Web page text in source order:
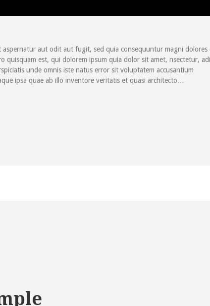
aut odit aut fugit, sed quia consequuntur magni dolores
quisquam est, qui dolorem ipsum quia dolor sit amet, nsectetur,
unde omnis iste natus error sit voluptatem accusantium
ipsa quae ab illo inventore veritatis et quasi architecto…